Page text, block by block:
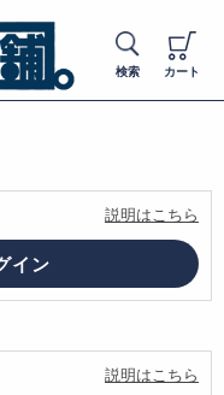
検索 カート
説明はこちら
説明はこちら